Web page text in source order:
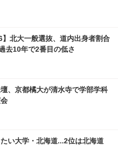
】北大一般選抜、道内出身者割合
去10年で2番目の低さ
、京都橘大が清水寺で学部学科
い大学・北海道...2位は北海道